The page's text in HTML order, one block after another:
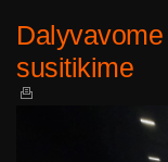
susitikime